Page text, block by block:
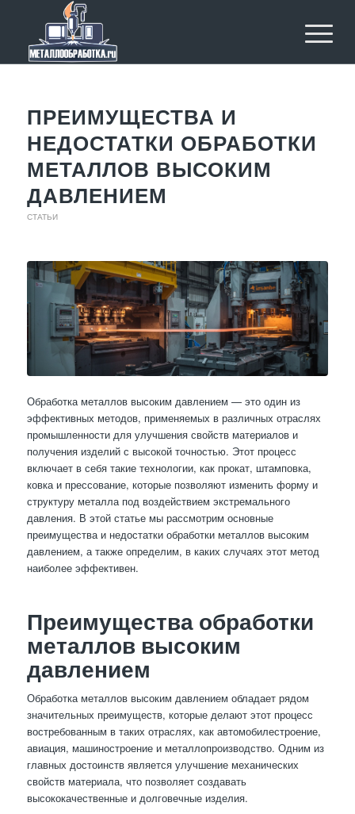
ПРЕИМУЩЕСТВА И
НЕДОСТАТКИ ОБРАБОТКИ
МЕТАЛЛОВ ВЫСОКИМ
ДАВЛЕНИЕМ
СТАТЬИ
Обработка металлов высоким давлением — это один из
эффективных методов, применяемых в различных отраслях
промышленности для улучшения свойств материалов и
получения изделий с высокой точностью. Этот процесс
включает в себя такие технологии, как прокат, штамповка,
ковка и прессование, которые позволяют изменить форму и
структуру металла под воздействием экстремального
давления. В этой статье мы рассмотрим основные
преимущества и недостатки обработки металлов высоким
давлением, а также определим, в каких случаях этот метод
наиболее эффективен.
Преимущества обработки
металлов высоким
давлением
Обработка металлов высоким давлением обладает рядом
значительных преимуществ, которые делают этот процесс
востребованным в таких отраслях, как автомобилестроение,
авиация, машиностроение и металлопроизводство. Одним из
главных достоинств является улучшение механических
свойств материала, что позволяет создавать
высококачественные и долговечные изделия.